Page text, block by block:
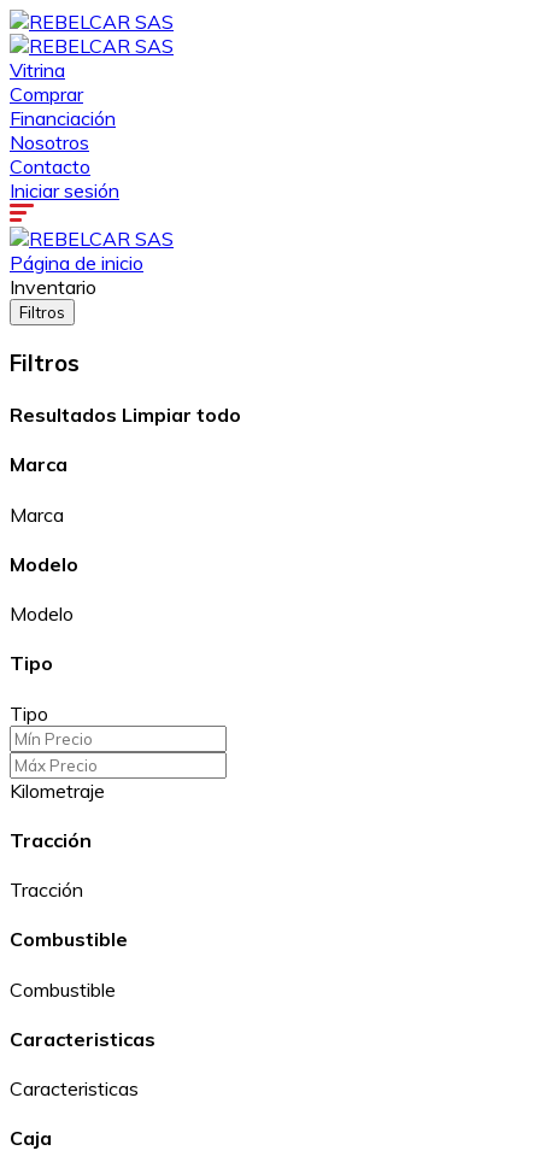
Vitrina
Comprar
Financiación
Nosotros
Contacto
Iniciar sesión
Página de inicio
Inventario
Filtros
Filtros
Resultados Limpiar todo
Marca
Marca
Modelo
Modelo
Tipo
Tipo
Kilometraje
Tracción
Tracción
Combustible
Combustible
Caracteristicas
Caracteristicas
Caja